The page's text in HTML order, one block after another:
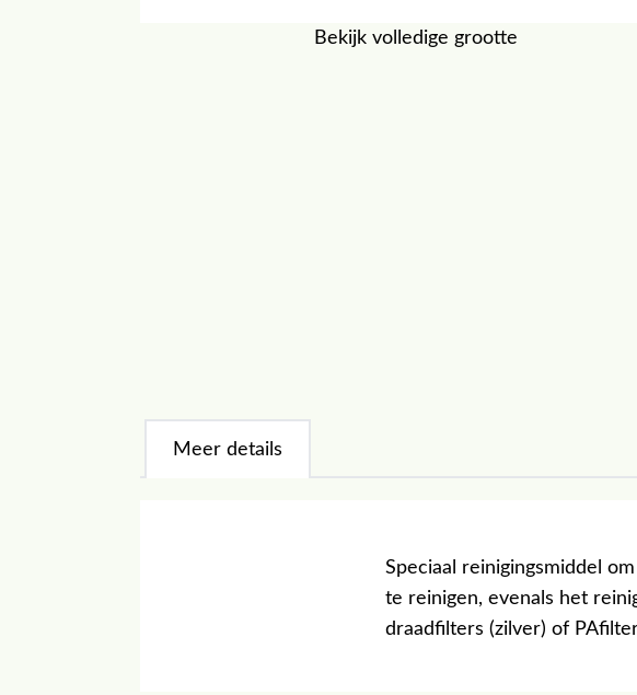
Bekijk volledige grootte
Meer details
Speciaal reinigingsmiddel
te reinigen, evenals het
draadfilters (zilver) of